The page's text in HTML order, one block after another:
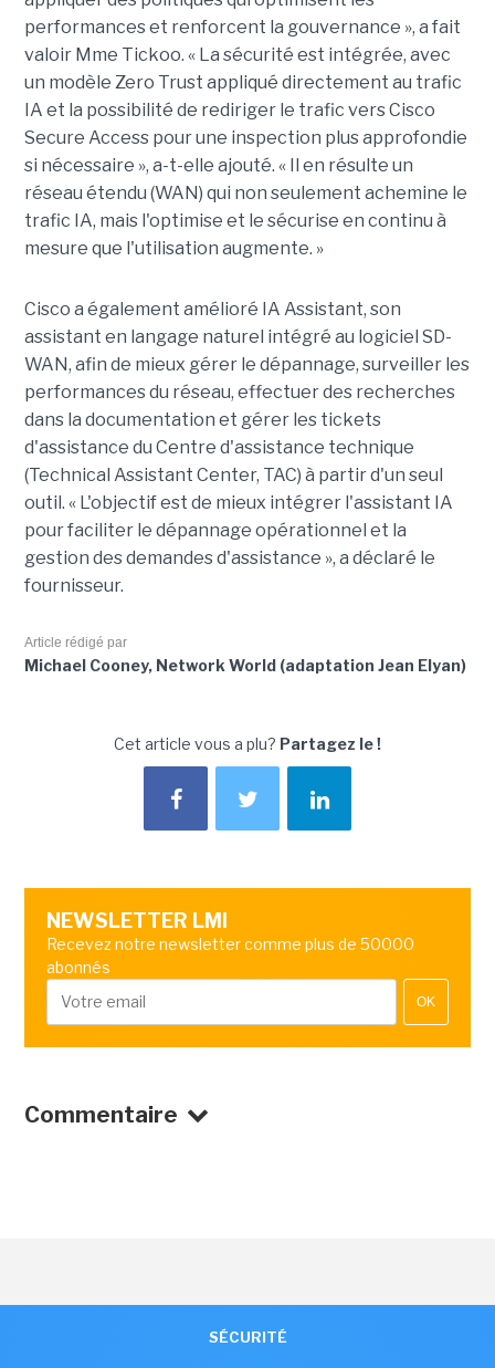
performances et renforcent la gouvernance », a fait
valoir Mme Tickoo. « La sécurité est intégrée, avec
un modèle Zero Trust appliqué directement au trafic
IA et la possibilité de rediriger le trafic vers Cisco
Secure Access pour une inspection plus approfondie
si nécessaire », a-t-elle ajouté. « Il en résulte un
réseau étendu (WAN) qui non seulement achemine le
trafic IA, mais l'optimise et le sécurise en continu à
mesure que l'utilisation augmente. »
Cisco a également amélioré IA Assistant, son
assistant en langage naturel intégré au logiciel SD-
WAN, afin de mieux gérer le dépannage, surveiller les
performances du réseau, effectuer des recherches
dans la documentation et gérer les tickets
d'assistance du Centre d'assistance technique
(Technical Assistant Center, TAC) à partir d'un seul
outil. « L'objectif est de mieux intégrer l'assistant IA
pour faciliter le dépannage opérationnel et la
gestion des demandes d'assistance », a déclaré le
fournisseur.
Article rédigé par
Michael Cooney, Network World (adaptation Jean Elyan)
Cet article vous a plu? Partagez le !
NEWSLETTER LMI
Recevez notre newsletter comme plus de 50000
abonnés
OK
Commentaire
SÉCURITÉ